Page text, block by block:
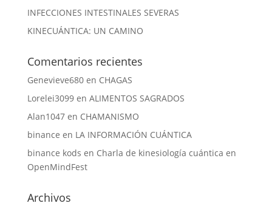
INFECCIONES INTESTINALES SEVERAS
KINECUÁNTICA: UN CAMINO
Comentarios recientes
Genevieve680en CHAGAS
Lorelei3099en ALIMENTOS SAGRADOS
Alan1047en CHAMANISMO
binance en LA INFORMACIÓN CUÁNTICA
binance kods en Charla de kinesiología cuántica en
OpenMindFest
Archivos